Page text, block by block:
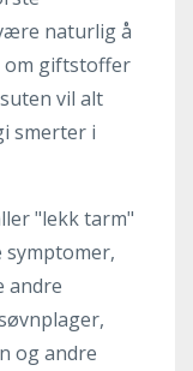
naturlig å
om giftstoffer
vil alt
smerter i
"lekk tarm"
andre
og andre